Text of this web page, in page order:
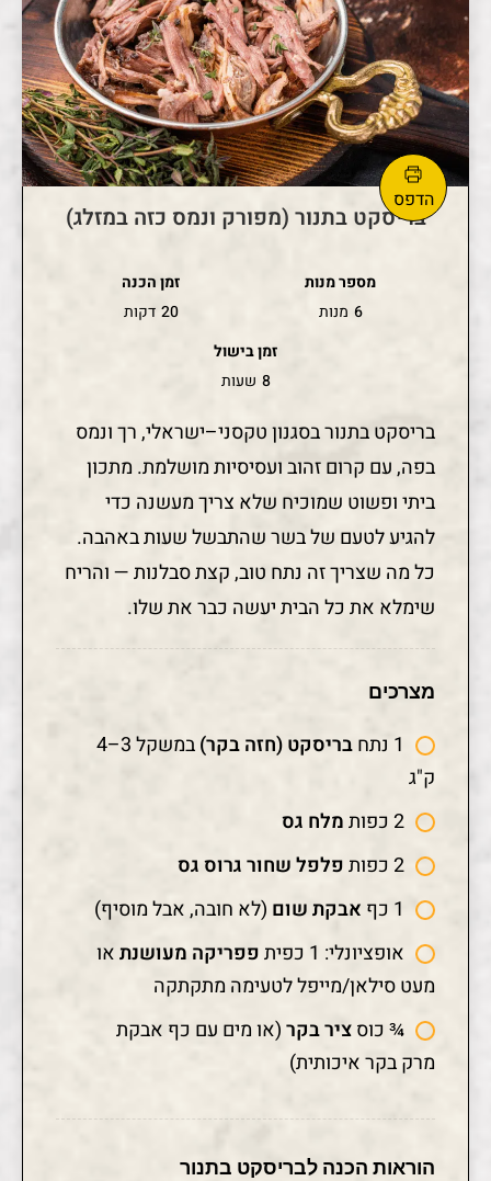
בריסקט בתנור (מפורק ונמס כזה במזלג)
מספר מנות
6 מנות
זמן הכנה
20 דקות
זמן בישול
8 שעות
בריסקט בתנור בסגנון טקסני–ישראלי, רך ונמס
בפה, עם קרום זהוב ועסיסיות מושלמת. מתכון
ביתי ופשוט שמוכיח שלא צריך מעשנה כדי
להגיע לטעם של בשר שהתבשל שעות באהבה.
כל מה שצריך זה נתח טוב, קצת סבלנות — והריח
שימלא את כל הבית יעשה כבר את שלו.
מצרכים
1 נתח בריסקט (חזה בקר)
במשקל 3–4
ק"ג
2 כפות
מלח גס
2 כפות
פלפל שחור גרוס גס
1 כף
אבקת שום (לא חובה, אבל מוסיף)
אופציונלי: 1 כפית
פפריקה מעושנתאו
מעט סילאן/מייפל לטעימה מתקתקה
¾ כוסציר בקר(או מים עם כף אבקת
מרק בקר איכותית)
הוראות הכנה לבריסקט בתנור